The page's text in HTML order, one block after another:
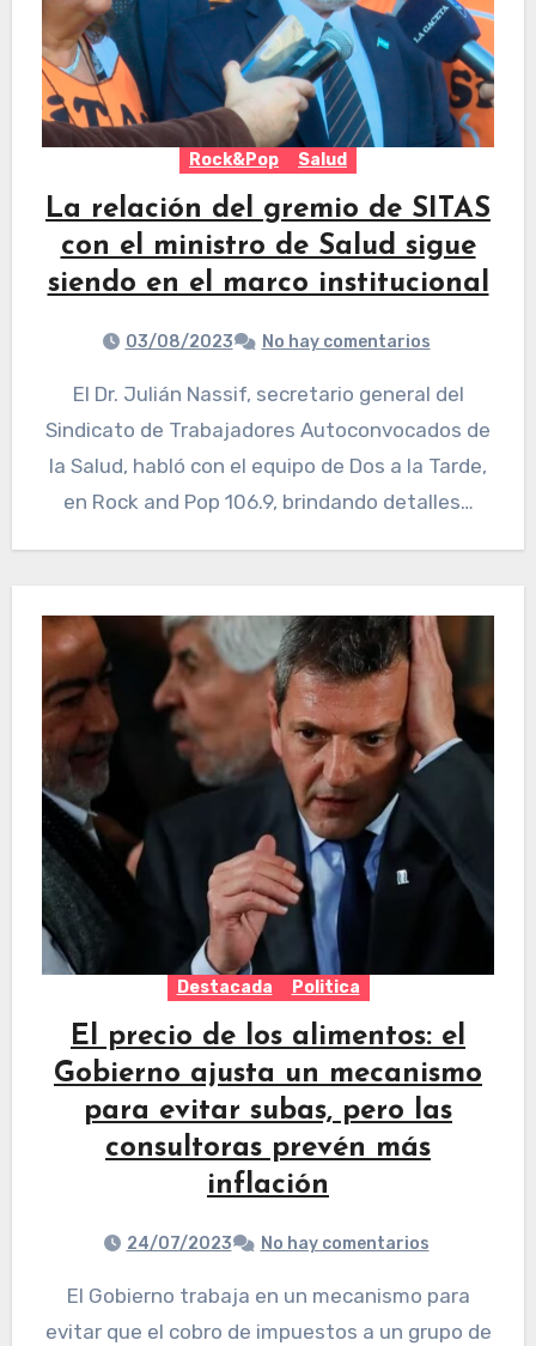
Rock&Pop Salud
La relación del gremio de SITAS
con el ministro de Salud sigue
siendo en el marco institucional
03/08/2023 No hay comentarios
El Dr. Julián Nassif, secretario general del
Sindicato de Trabajadores Autoconvocados de
la Salud, habló con el equipo de Dos a la Tarde,
en Rock and Pop 106.9, brindando detalles…
Destacada Politica
El precio de los alimentos: el
Gobierno ajusta un mecanismo
para evitar subas, pero las
consultoras prevén más
inflación
24/07/2023 No hay comentarios
El Gobierno trabaja en un mecanismo para
evitar que el cobro de impuestos a un grupo de